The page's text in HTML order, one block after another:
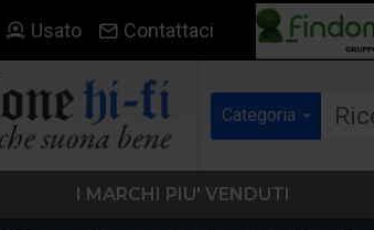
Usato Contattaci
Categoria
I MARCHI PIU' VENDUTI